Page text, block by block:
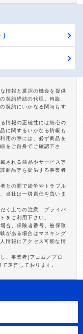
情報と選択の機会を提供
契約締結の代理、斡旋、
契約にいかなる関与もす
情報の正確性には細心の
に関するいかなる情報も
用の際には、必ず商品を
をご自身でご確認下さ
される商品やサービス等
商品等を提供する事業者
との間で紛争やトラブル
当社は一切責任を負いま
く上での注意、プライバ
をご利用下さい。
合、保険者番号、被保険
がある場合はマスキング
情報にアクセス可能な情
、事業者(アコム／プロ
運営しております。